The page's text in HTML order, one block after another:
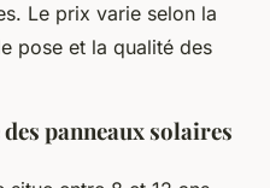
Le prix varie selon la
pose et la qualité des
panneaux solaires